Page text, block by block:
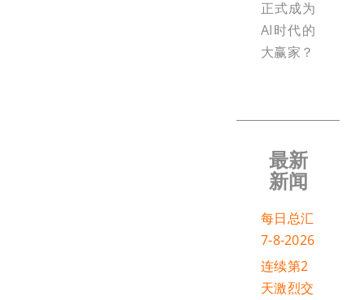
正式成为
AI时代的
大赢家？
最新
新闻
每日总汇
7-8-2026
连续第2
天激烈交